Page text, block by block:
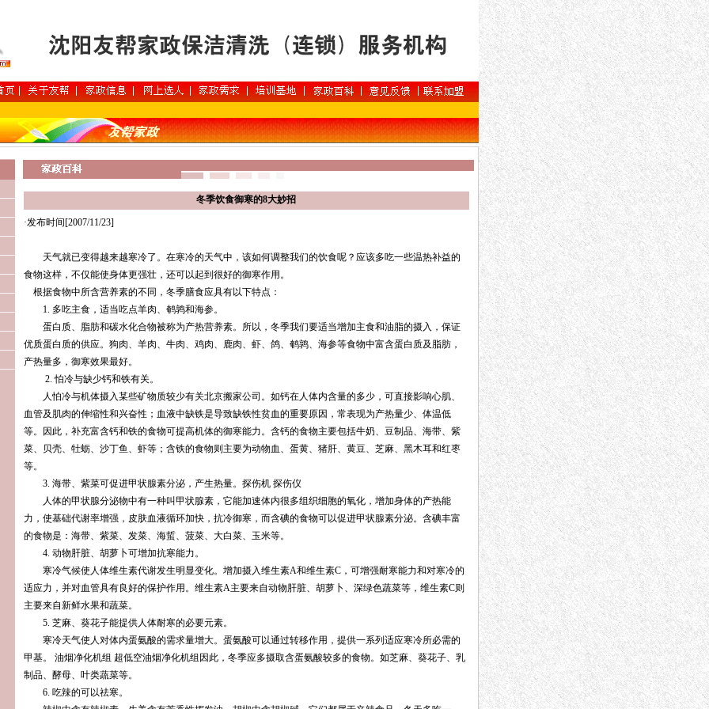
冬季饮食御寒的8大妙招
·发布时间[2007/11/23]
天气就已变得越来越寒冷了。在寒冷的天气中，该如何调整我们的饮食呢？应该多吃一些温热补益的
食物这样，不仅能使身体更强壮，还可以起到很好的御寒作用。
根据食物中所含营养素的不同，冬季膳食应具有以下特点：
1. 多吃主食，适当吃点羊肉、鹌鹑和海参。
蛋白质、脂肪和碳水化合物被称为产热营养素。所以，冬季我们要适当增加主食和油脂的摄入，保证
优质蛋白质的供应。狗肉、羊肉、牛肉、鸡肉、鹿肉、虾、鸽、鹌鹑、海参等食物中富含蛋白质及脂肪，
产热量多，御寒效果最好。
2. 怕冷与缺少钙和铁有关。
人怕冷与机体摄入某些矿物质较少有关北京搬家公司 。如钙在人体内含量的多少，可直接影响心肌、
血管及肌肉的伸缩性和兴奋性；血液中缺铁是导致缺铁性贫血的重要原因，常表现为产热量少、体温低
等。因此，补充富含钙和铁的食物可提高机体的御寒能力。含钙的食物主要包括牛奶、豆制品、海带、紫
菜、贝壳、牡蛎、沙丁鱼、虾等；含铁的食物则主要为动物血、蛋黄、猪肝、黄豆、芝麻、黑木耳和红枣
等。
3. 海带、紫菜可促进甲状腺素分泌，产生热量。 探伤机 探伤仪
人体的甲状腺分泌物中有一种叫甲状腺素，它能加速体内很多组织细胞的氧化，增加身体的产热能
力，使基础代谢率增强，皮肤血液循环加快，抗冷御寒，而含碘的食物可以促进甲状腺素分泌。含碘丰富
的食物是：海带、紫菜、发菜、海蜇、菠菜、大白菜、玉米等。
4. 动物肝脏、胡萝卜可增加抗寒能力。
寒冷气候使人体维生素代谢发生明显变化。增加摄入维生素A和维生素C，可增强耐寒能力和对寒冷的
适应力，并对血管具有良好的保护作用。维生素A主要来自动物肝脏、胡萝卜、深绿色蔬菜等，维生素C则
主要来自新鲜水果和蔬菜。
5. 芝麻、葵花子能提供人体耐寒的必要元素。
寒冷天气使人对体内蛋氨酸的需求量增大。蛋氨酸可以通过转移作用，提供一系列适应寒冷所必需的
甲基。 油烟净化机组 超低空油烟净化机组 因此，冬季应多摄取含蛋氨酸较多的食物。如芝麻、葵花子、乳
制品、酵母、叶类蔬菜等。
6. 吃辣的可以祛寒。